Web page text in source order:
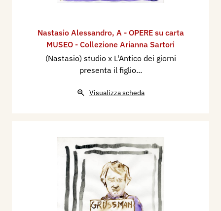
Nastasio Alessandro, A - OPERE su carta
MUSEO - Collezione Arianna Sartori
(Nastasio) studio x L'Antico dei giorni
presenta il figlio...
Visualizza scheda